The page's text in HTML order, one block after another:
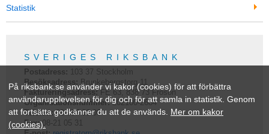
Statistik
SVERIGES RIKSBANK
Postadress: 103 37 Stockholm
Besöksadress: Brunkebergstorg 11
Faktureringsadress:FE 63, 838 73 Frösön
Organisationsnummer:202100-2684
Telefon: 08-787 00 00
Fax:08-21 05 31
På riksbank.se använder vi kakor (cookies) för att förbättra
användarupplevelsen för dig och för att samla in statistik. Genom
att fortsätta godkänner du att de används. Mer om kakor
(cookies).